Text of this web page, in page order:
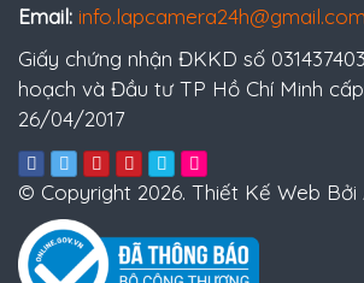
Email: info.lapcamera24h@gmail.com
Giấy chứng nhận ĐKKD số
hoạch và Đầu tư TP Hồ Chí Minh
26/04/2017
© Copyright 2026. Thiết Kế Web Bởi